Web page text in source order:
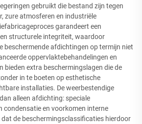
gebruikt die bestand zijn tegen
zure atmosferen en industriële
garandeert een
structurele integriteit, waardoor
beschermende afdichtingen op termijn niet
oppervlaktebehandelingen en
bieden extra beschermingslagen die de
in te boeten op esthetische
installaties. De weerbestendige
alleen afdichting: speciale
condensatie en voorkomen interne
de beschermingsclassificaties hierdoor